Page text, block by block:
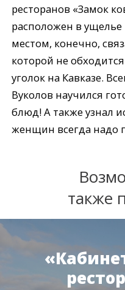
ресторанов «Замок
расположен в ущелье
местом, конечно,
которой не
уголок на Кавказе.
Вуколов научился
блюд! А также узнал
женщин всегда надо
также